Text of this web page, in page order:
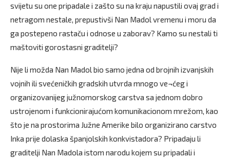
svijetu su one pripadale i zašto su na kraju napustili ovaj grad i
netragom nestale, prepustivši Nan Madol vremenu i moru da
ga postepeno rastaču i odnose u zaborav? Kamo su nestali ti
maštoviti gorostasni graditelji?
Nije li možda Nan Madol bio samo jedna od brojnih izvanjskih
vojnih ili svećeničkih gradskih utvrda mnogo ve¬ćeg i
organizovanijeg južnomorskog carstva sa jednom dobro
ustrojenom i funkcionirajućom komunikacionom mrežom, kao
što je na prostorima Južne Amerike bilo organizirano carstvo
Inka prije dolaska španjolskih konkvistadora? Pripadaju li
graditelji Nan Madola istom narodu kojem su pripadali i